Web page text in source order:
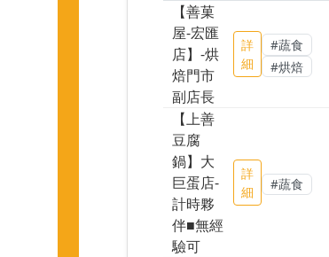
【善菓
屋-宏匯
店】-烘
焙門市
副店長
詳
細
#蔬食
#烘焙
【上善
豆腐
鍋】大
巨蛋店-
計時夥
伴■無經
驗可
詳
細
#蔬食